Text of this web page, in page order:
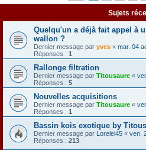
Sujets
Quelqu'un a déjà fait appel à
wallon ?
Dernier message par yves « mar. 04
Réponses : 1
Rallonge filtration
Dernier message par Titousaure «
Réponses : 5
Nouvelles acquisitions
Dernier message par Titousaure «
Réponses : 1
Bassin kois exotique by
Dernier message par Lorelei45 « ven.
Réponses : 213